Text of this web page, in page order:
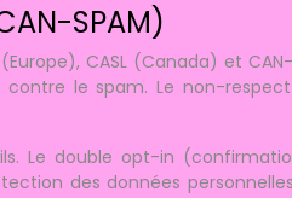
SPAM)
CASL (Canada) et CAN-
le spam. Le non-
Le double opt-in
des données